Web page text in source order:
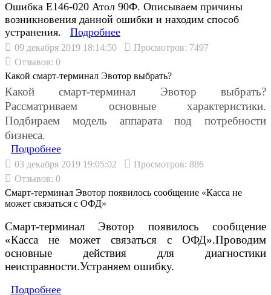
Ошибка Е146-020 Атол 90Ф. Описываем причины
возникновения данной ошибки и находим способ
устранения. Подробнеe
09 декабря 2019 18:14:50
Просмотров: 7497
Отзывов: 0
Какой смарт-терминал Эвотор выбрать?
Какой смарт-терминал Эвотор выбрать?
Рассматриваем основные характеристики.
Подбираем модель аппарата под потребности
бизнеса.
Подробнеe
03 декабря 2019 19:05:02
Просмотров: 886
Отзывов: 0
Смарт-терминал Эвотор появилось сообщение «Касса не
может связаться с ОФД»
Смарт-терминал Эвотор появилось сообщение
«Касса не может связаться с ОФД».Проводим
основные действия для диагностики
неисправности.Устраняем ошибку.
Подробнеe